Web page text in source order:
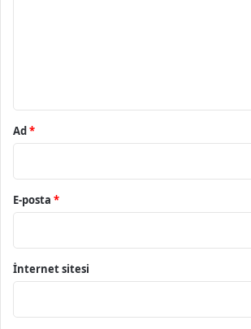
Ad*
E-posta *
İnternet sitesi